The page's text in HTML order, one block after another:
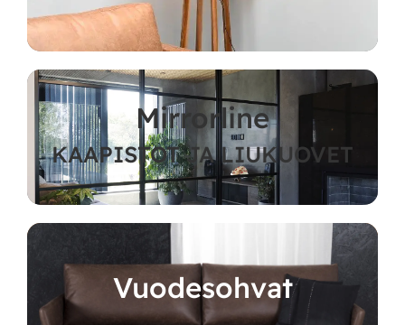
Mirrorline
KAAPISTOT JA LIUKUOVET
Vuodesohvat